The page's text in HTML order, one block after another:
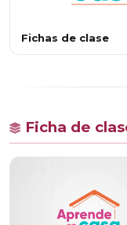
Fichas de clase
Ficha de